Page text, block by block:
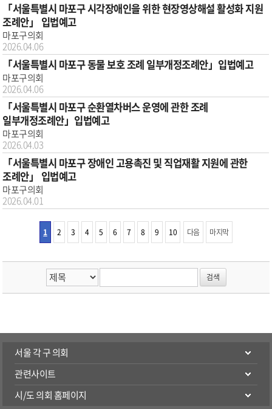
「서울특별시 마포구 시각장애인을 위한 현장영상해설 활성화 지원
조례안」 입법예고
마포구의회
2026.04.06
「서울특별시 마포구 동물 보호 조례 일부개정조례안」입법예고
마포구의회
2026.04.06
「서울특별시 마포구 순환열차버스 운영에 관한 조례
일부개정조례안」입법예고
마포구의회
2026.04.03
「서울특별시 마포구 장애인 고용촉진 및 직업재활 지원에 관한
조례안」 입법예고
마포구의회
2026.04.01
1 2 3 4 5 6 7 8 9 10 다음 마지막
서울 각 구 의회
관련사이트
시/도 의회 홈페이지